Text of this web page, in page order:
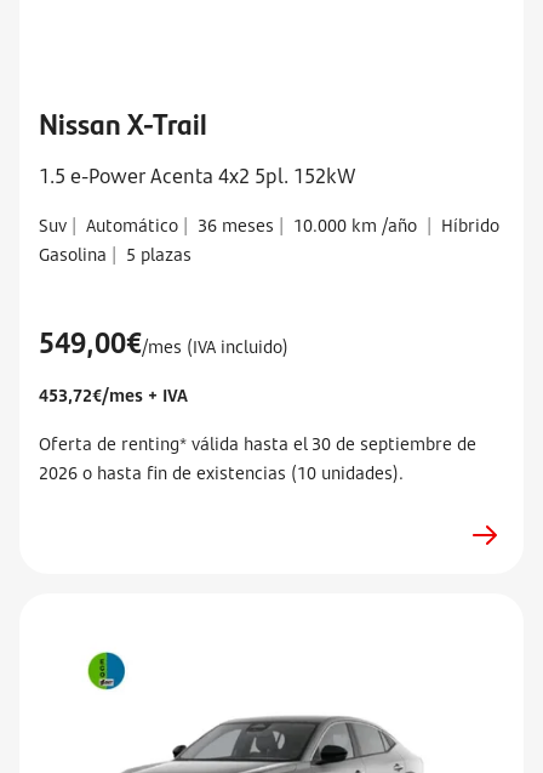
Nissan X-Trail
1.5 e-Power Acenta 4x2 5pl. 152kW
Suv | Automático | 36 meses | 10.000 km /año | Híbrido
Gasolina | 5 plazas
549,00€/mes (IVA incluido)
453,72€/mes + IVA
Oferta de renting* válida hasta el 30 de septiembre de
2026 o hasta fin de existencias (10 unidades).